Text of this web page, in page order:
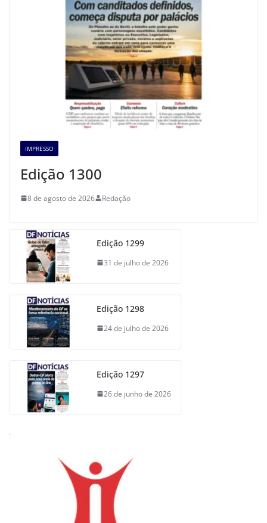
IMPRESSO
Edição 1300
8 de agosto de 2026 Redação
Edição 1299
31 de julho de 2026
Edição 1298
24 de julho de 2026
Edição 1297
26 de junho de 2026